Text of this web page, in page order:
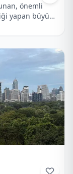
önemli
yapan büyük